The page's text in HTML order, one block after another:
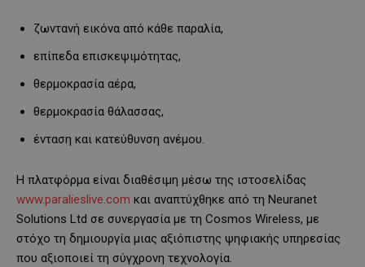
ζωντανή εικόνα από κάθε παραλία,
επίπεδα επισκεψιμότητας,
θερμοκρασία αέρα,
θερμοκρασία θάλασσας,
ένταση και κατεύθυνση ανέμου.
Η πλατφόρμα είναι διαθέσιμη μέσω της ιστοσελίδας
www.paralieslive.com και αναπτύχθηκε από τη Neuranet
Solutions Ltd σε συνεργασία με τη Cosmos Wireless, με
στόχο τη δημιουργία μιας αξιόπιστης ψηφιακής υπηρεσίας
που αξιοποιεί τη σύγχρονη τεχνολογία.